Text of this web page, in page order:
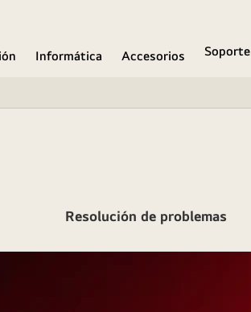
Informática Accesorios Soporte
Resolución de problemas